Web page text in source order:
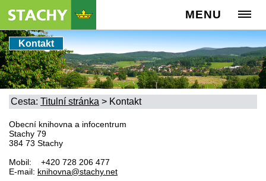
MENU
Kontakt
Cesta: Titulní stránka > Kontakt
Obecní knihovna a infocentrum
Stachy 79
384 73 Stachy
Mobil: +420 728 206 477
E-mail: knihovna@stachy.net